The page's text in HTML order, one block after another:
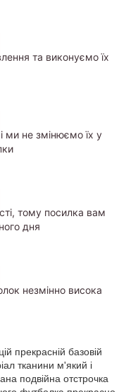
та виконуємо їх
ми не змінюємо їх у
тому посилка вам
дня
незмінно висока
прекрасній базовій
тканини м'який і
подвійна отстрочка